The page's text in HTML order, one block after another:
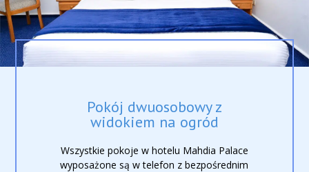
Pokój dwuosobowy z
widokiem na ogród
Wszystkie pokoje w hotelu Mahdia Palace
wyposażone są w telefon z bezpośrednim